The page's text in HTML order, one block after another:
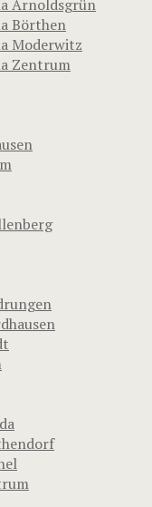
Arnoldsgrün
Börthen
Moderwitz
Zentrum